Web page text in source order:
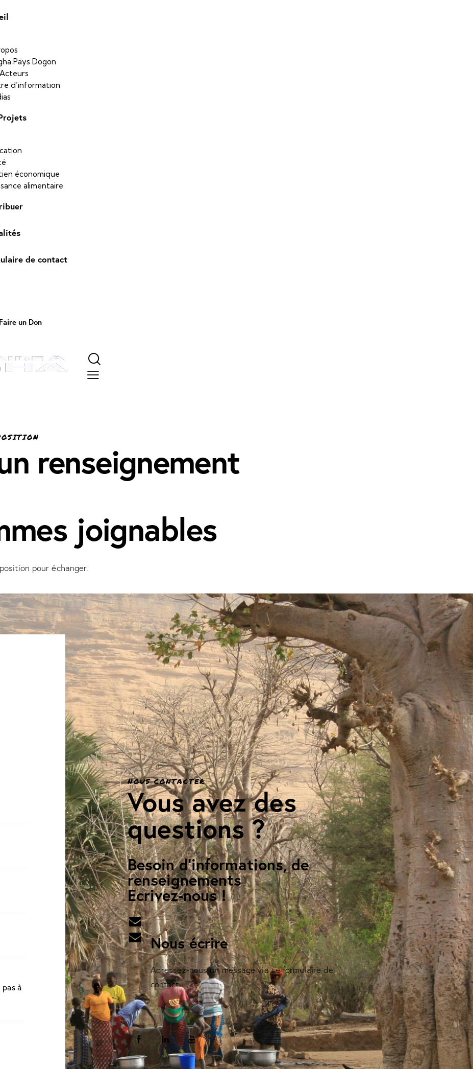
Pays Dogon
d’information
économique
alimentaire
de contact
Faire un Don
renseignement
joignables
pour échanger.
NOUS CONTACTER
Vous avez des
questions ?
Besoin d'informations, de
renseignements
Ecrivez-nous !
Nous écrire
Adressez-nous un message via ce formulaire de
contact.